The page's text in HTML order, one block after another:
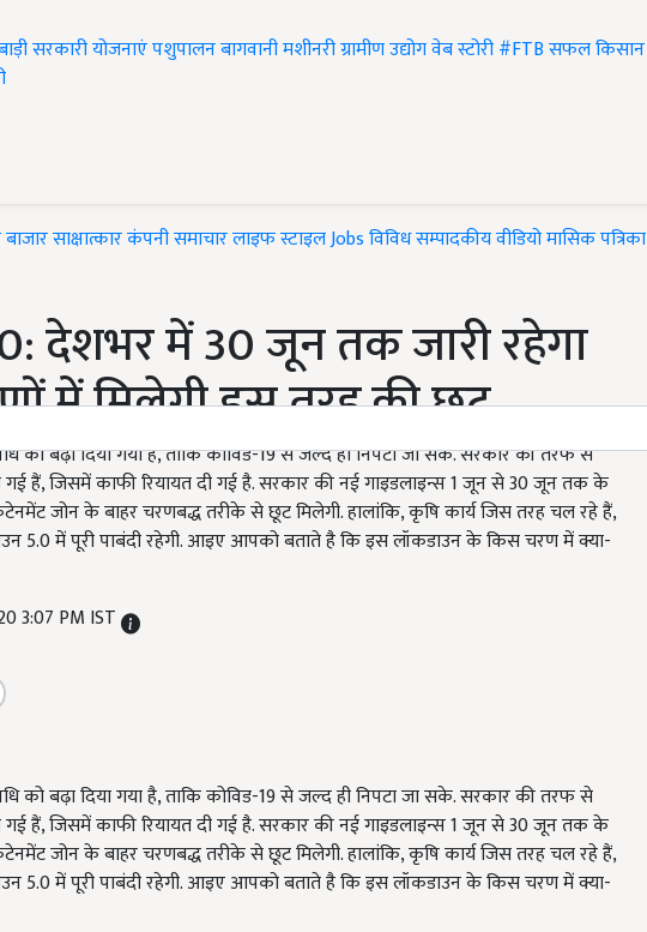
सरकारी योजनाएंपशुपालनबागवानीमशीनरीग्रामीण उद्योगवेब स्टोरी#FTBसफल किसान
बाजारसाक्षात्कारकंपनी समाचारलाइफ स्टाइलJobsविविधसम्पादकीयवीडियोमासिक पत्रिका
देशभर में 30 जून तक जारी रहेगा
में मिलेगी इस तरह की छूट
को बढ़ा दिया गया है, ताकि कोविड-19 से जल्द ही निपटा जा सके. सरकार की तरफ से
गई हैं, जिसमें काफी रियायत दी गई है. सरकार की नई गाइडलाइन्स 1 जून से 30 जून तक के
जोन के बाहर चरणबद्ध तरीके से छूट मिलेगी. हालांकि, कृषि कार्य जिस तरह चल रहे हैं,
5.0 में पूरी पाबंदी रहेगी. आइए आपको बताते है कि इस लॉकडाउन के किस चरण में क्या-
3:07 PM IST
को बढ़ा दिया गया है, ताकि कोविड-19 से जल्द ही निपटा जा सके. सरकार की तरफ से
गई हैं, जिसमें काफी रियायत दी गई है. सरकार की नई गाइडलाइन्स 1 जून से 30 जून तक के
जोन के बाहर चरणबद्ध तरीके से छूट मिलेगी. हालांकि, कृषि कार्य जिस तरह चल रहे हैं,
5.0 में पूरी पाबंदी रहेगी. आइए आपको बताते है कि इस लॉकडाउन के किस चरण में क्या-